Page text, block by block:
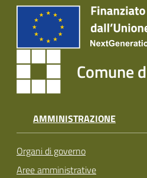
Comune
AMMINISTRAZIONE
Organi di governo
Aree amministrative